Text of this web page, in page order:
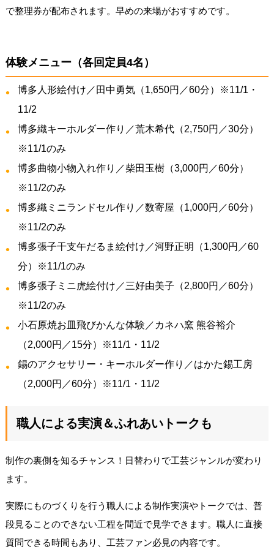
で整理券が配布されます。早めの来場がおすすめです。
体験メニュー（各回定員4名）
博多人形絵付け／田中勇気（1,650円／60分）※11/1・
11/2
博多織キーホルダー作り／荒木希代（2,750円／30分）
※11/1のみ
博多曲物小物入れ作り／柴田玉樹（3,000円／60分）
※11/2のみ
博多織ミニランドセル作り／数寄屋（1,000円／60分）
※11/2のみ
博多張子干支午だるま絵付け／河野正明（1,300円／60
分）※11/1のみ
博多張子ミニ虎絵付け／三好由美子（2,800円／60分）
※11/2のみ
小石原焼お皿飛びかんな体験／カネハ窯 熊谷裕介
（2,000円／15分）※11/1・11/2
錫のアクセサリー・キーホルダー作り／はかた錫工房
（2,000円／60分）※11/1・11/2
職人による実演＆ふれあいトークも
制作の裏側を知るチャンス！日替わりで工芸ジャンルが変わり
ます。
実際にものづくりを行う職人による制作実演やトークでは、普
段見ることのできない工程を間近で見学できます。職人に直接
質問できる時間もあり、工芸ファン必見の内容です。